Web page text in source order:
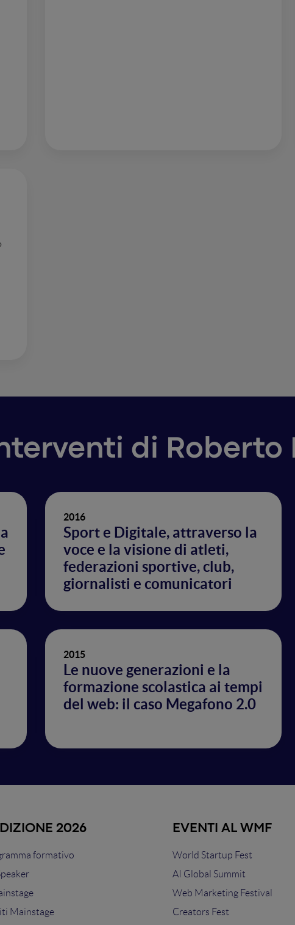
di Roberto
2016
Sport e Digitale, attraverso la
voce e la visione di atleti,
federazioni sportive, club,
giornalisti e comunicatori
2015
Le nuove generazioni e la
formazione scolastica ai tempi
del web: il caso Megafono 2.0
2026
formativo
Mainstage
EVENTI AL WMF
World Startup Fest
AI Global Summit
Web Marketing Festival
Creators Fest